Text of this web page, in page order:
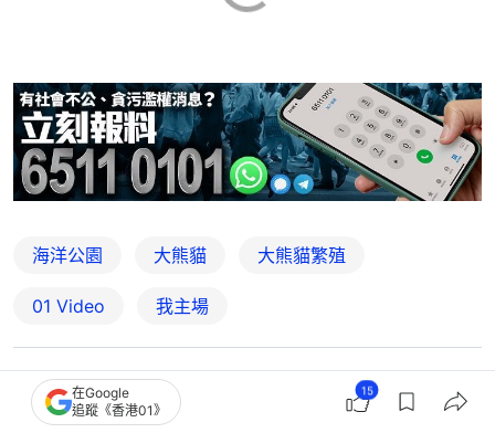
海洋公園 大熊貓 大熊貓繁殖
01 Video 我主場
在Google
追蹤《香港01》
15